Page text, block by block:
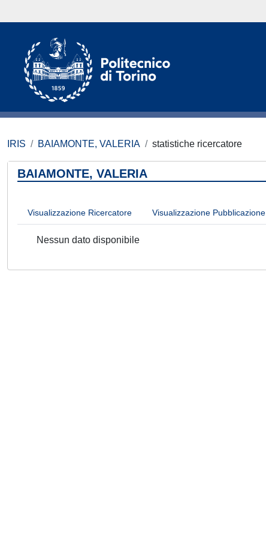
IRIS BAIAMONTE, VALERIA statistiche ricercatore
BAIAMONTE, VALERIA
Visualizzazione Ricercatore Visualizzazione Pubblicazione
Nessun dato disponibile